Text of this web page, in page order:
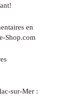
en
Shop.com
sur-Mer :